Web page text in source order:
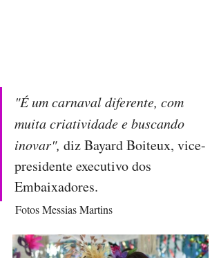
"É um carnaval diferente, com
muita criatividade e buscando
inovar", diz Bayard Boiteux, vice-
presidente executivo dos
Embaixadores.
Fotos Messias Martins